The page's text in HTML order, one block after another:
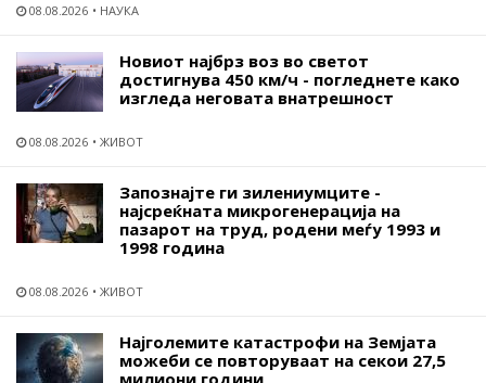
08.08.2026 НАУКА
Новиот најбрз воз во светот
достигнува 450 км/ч - погледнете како
изгледа неговата внатрешност
08.08.2026 ЖИВОТ
Запознајте ги зилениумците -
најсреќната микрогенерација на
пазарот на труд, родени меѓу 1993 и
1998 година
08.08.2026 ЖИВОТ
Најголемите катастрофи на Земјата
можеби се повторуваат на секои 27,5
милиони години